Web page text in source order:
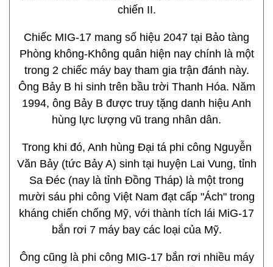
chiến II.
Chiếc MIG-17 mang số hiệu 2047 tại Bảo tàng
Phòng không-Không quân hiện nay chính là một
trong 2 chiếc máy bay tham gia trận đánh này.
Ông Bảy B hi sinh trên bầu trời Thanh Hóa. Năm
1994, ông Bảy B được truy tặng danh hiệu Anh
hùng lực lượng vũ trang nhân dân.
Trong khi đó, Anh hùng Đại tá phi công Nguyễn
Văn Bảy (tức Bảy A) sinh tại huyện Lai Vung, tỉnh
Sa Đéc (nay là tỉnh Đồng Tháp) là một trong
mười sáu phi công Việt Nam đạt cấp "Ách" trong
kháng chiến chống Mỹ, với thành tích lái MiG-17
bắn rơi 7 máy bay các loại của Mỹ.
Ông cũng là phi công MIG-17 bắn rơi nhiều máy